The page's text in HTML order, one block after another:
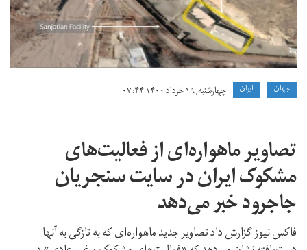
جهان ايران چهارشنبه, ۱۹ خرداد ۱۴۰۰ ۰۷:۴۴
تصاویر ماهواره‌ای از فعالیت‌های
مشکوک ایران در سایت سنجریان
جاجرود خبر می‌دهد
فاکس نیوز گزارش داد تصاویر جدید ماهواره‌ای که به تازگی به آنها